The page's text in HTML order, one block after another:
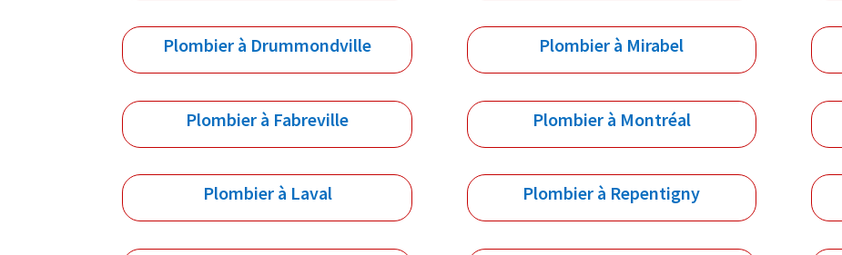
Plombier à Drummondville
Plombier à Fabreville
Plombier à Laval
Plombier à Mirabel
Plombier à Montréal
Plombier à Repentigny